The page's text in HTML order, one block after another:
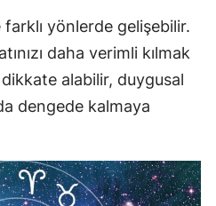
yönlerde gelişebilir.
daha verimli kılmak
dikkate alabilir, duygusal
dengede kalmaya